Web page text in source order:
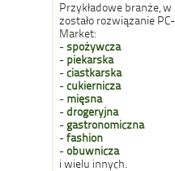
Przykładowe branże,
zostało rozwiązanie
Market:
- spożywcza
- piekarska
-ciastkarska
-cukiernicza
- mięsna
- drogeryjna
-gastronomiczna
-fashion
-obuwnicza
i wielu innych.